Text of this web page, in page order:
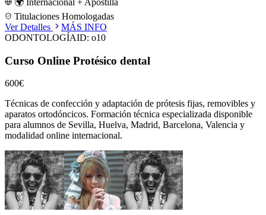
🌍 Internacional + Apostilla
Titulaciones Homologadas
Ver Detalles
MÁS INFO
ODONTOLOGÍAID: o10
Curso Online Protésico dental
600€
Técnicas de confección y adaptación de prótesis fijas, removibles y
aparatos ortodóncicos. Formación técnica especializada disponible
para alumnos de Sevilla, Huelva, Madrid, Barcelona, Valencia y
modalidad online internacional.